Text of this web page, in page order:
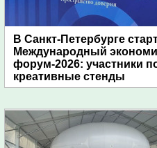
В Санкт-Петербурге
Международный
форум-2026: участники
креативные стенды